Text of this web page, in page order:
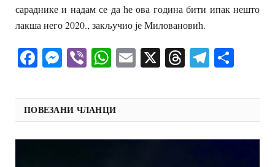
сараднике и надам се да ће ова година бити ипак нешто
лакша него 2020., закључио је Миловановић.
Facebook
Messenger
ViberWhatsApp
Email
X Threads
ПОВЕЗАНИ ЧЛАНЦИ